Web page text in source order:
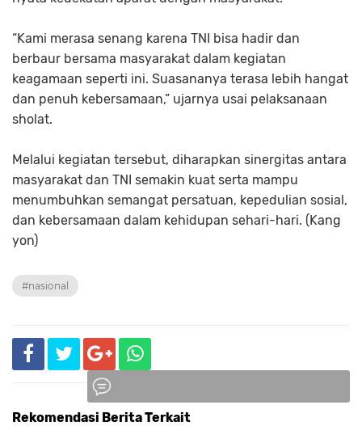
“Kami merasa senang karena TNI bisa hadir dan
berbaur bersama masyarakat dalam kegiatan
keagamaan seperti ini. Suasananya terasa lebih hangat
dan penuh kebersamaan,” ujarnya usai pelaksanaan
sholat.
Melalui kegiatan tersebut, diharapkan sinergitas antara
masyarakat dan TNI semakin kuat serta mampu
menumbuhkan semangat persatuan, kepedulian sosial,
dan kebersamaan dalam kehidupan sehari-hari. (Kang
yon)
#nasional
Rekomendasi Berita Terkait